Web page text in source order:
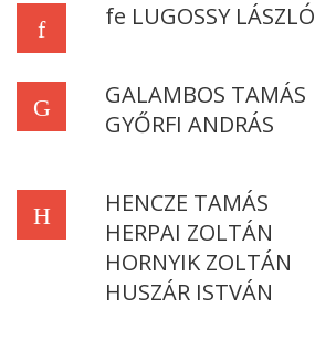
f fe LUGOSSY LÁSZLÓ
G
GALAMBOS TAMÁS
GYŐRFI ANDRÁS
H
HENCZE TAMÁS
HERPAI ZOLTÁN
HORNYIK ZOLTÁN
HUSZÁR ISTVÁN